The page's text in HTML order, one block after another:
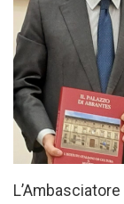
L’Ambasciatore